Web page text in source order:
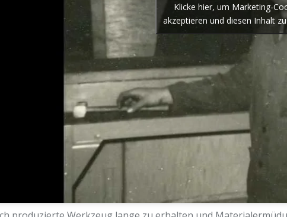
Klicke hier, um Marketing-
akzeptieren und diesen Inhalt